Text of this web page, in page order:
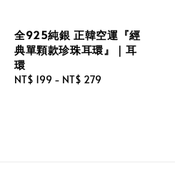
全925純銀 正韓空運『經
典單顆款珍珠耳環』｜耳
環
Regular
NT$ 199 - NT$ 279